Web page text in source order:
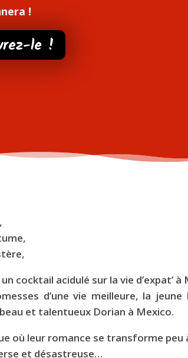
!
le !
cocktail acidulé sur la vie d’expat’ à
d’une vie meilleure, la
et talentueux Dorian à Mexico.
où leur romance se transforme peu
et désastreuse…